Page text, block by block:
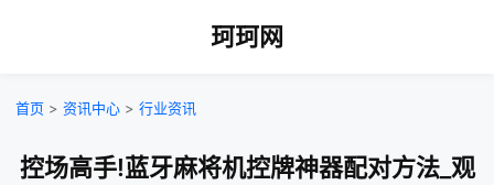
珂珂网
首页 > 资讯中心 > 行业资讯
控场高手!蓝牙麻将机控牌神器配对方法_观